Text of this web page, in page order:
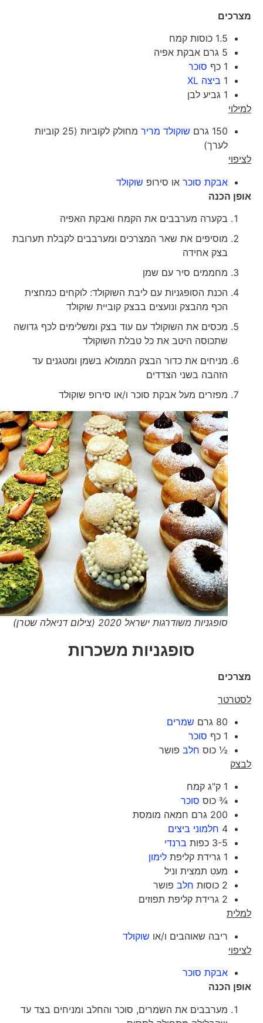
מצרכים
1.5 כוסות קמח
5 גרם אבקת אפיה
1 כף
סוכר
1
ביצה XL
1 גביע לבן
למילוי
150 גרם
שוקולד מריר
מחולק לקוביות (25 קוביות
לערך)
לציפוי
אבקת סוכראו סירופשוקולד
אופן הכנה
בקערה מערבבים את הקמח ואבקת האפיה
מוסיפים את שאר המצרכים ומערבבים לקבלת תערובת
בצק אחידה
מחממים סיר עם שמן
הכנת הסופגניות עם ליבת השוקולד: לוקחים כמחצית
הכף מהבצק ונועצים בבצק קוביית שוקולד
מכסים את השוקולד עם עוד בצק ומשלימים לכף גדושה
שתכוסה היטב את כל טבלת השוקולד
מניחים את כדור הבצק הממולא בשמן ומטגנים עד
הזהבה בשני הצדדים
מפזרים מעל אבקת סוכר ו/או סירופ שוקולד
סופגניות משודרגות ישראל 2020 (צילום דניאלה שטרן)
סופגניות משכרות
מצרכים
לסטרטר
80 גרם
שמרים
1 כף
סוכר
½ כוסחלבפושר
לבצק
1 ק"ג קמח
¾ כוססוכר
200 גרם חמאה מומסת
4 חלמוני ביצים
3-5 כפות
ברנדי
1 גרידת קליפת
לימון
מעט תמצית וניל
2 כוסות
חלבפושר
2 גרידת קליפת תפוזים
למלית
ריבה שאוהבים ו/אושוקולד
לציפוי
אבקת סוכר
אופן הכנה
מערבבים את השמרים, סוכר והחלב ומניחים בצד עד